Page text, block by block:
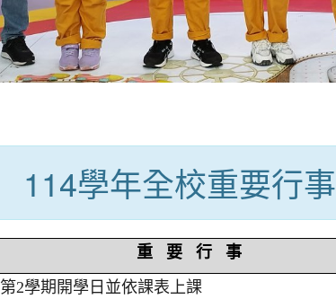
114學年全校重要行事
重 要 行 事
第2學期開學日並依課表上課